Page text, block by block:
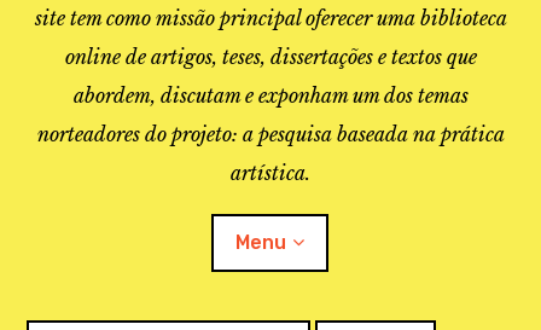
site tem como missão principal oferecer uma biblioteca
online de artigos, teses, dissertações e textos que
abordem, discutam e exponham um dos temas
norteadores do projeto: a pesquisa baseada na prática
artística.
Menu